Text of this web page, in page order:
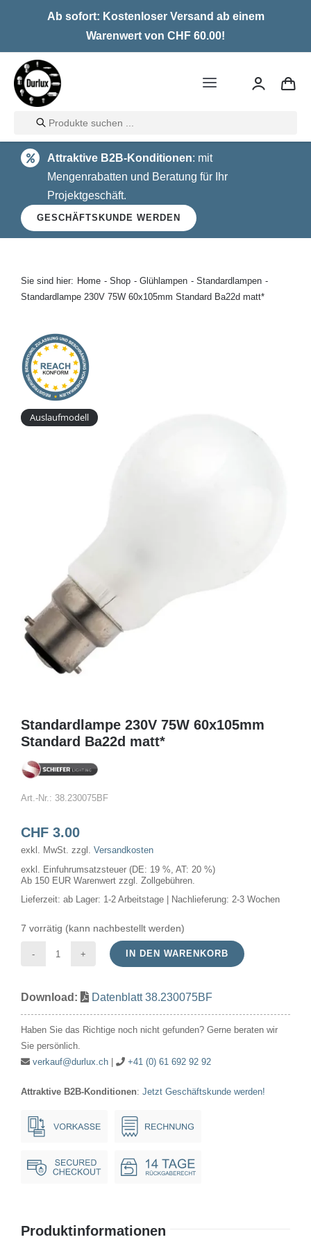
Ab sofort: Kostenloser Versand ab einem
Warenwert von CHF 60.00!
Toggle
Home
LED
Halogen
Glühlampen
Kontakt
Onlineshop
Products
search
Attraktive B2B-Konditionen: mit
Mengenrabatten und Beratung für Ihr
Projektgeschäft.
GESCHÄFTSKUNDE WERDEN
Sie sind hier: Home Shop Glühlampen
Standardlampen
Standardlampe 230V 75W 60x105mm Standard Ba22d matt*
Auslaufmodell
Standardlampe 230V 75W 60x105mm
Standard Ba22d matt*
Art.-Nr.: 38.230075BF
CHF3.00
exkl. MwSt. zzgl. Versandkosten
exkl. Einfuhrumsatzsteuer (DE: 19 %, AT: 20 %)
Ab 150 EUR Warenwert zzgl. Zollgebühren.
Lieferzeit: ab Lager: 1-2 Arbeitstage | Nachlieferung: 2-3 Wochen
7 vorrätig (kann nachbestellt werden)
Standardlampe
75W
Standard
Ba22d
Menge
IN DEN WARENKORB
Download: Datenblatt 38.230075BF
Haben Sie das Richtige noch nicht gefunden? Gerne beraten wir
Sie persönlich.
verkauf@durlux.ch| +41 (0) 61 692 92 92
Attraktive B2B-Konditionen: Jetzt Geschäftskunde werden!
Produktinformationen